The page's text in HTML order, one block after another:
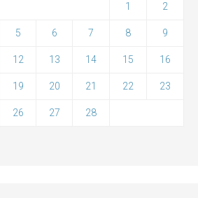
1 2
5 6 7 8 9
12 13 14 15 16
19 20 21 22 23
26 27 28